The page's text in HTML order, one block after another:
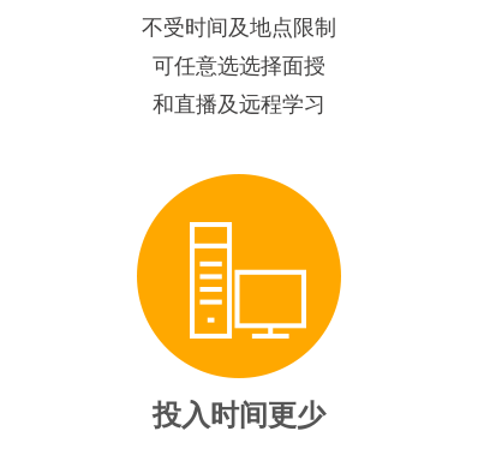
不受时间及地点限制
可任意选选择面授
和直播及远程学习
投入时间更少